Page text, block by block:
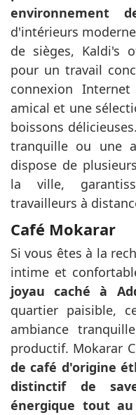
environnement
d'intérieurs
de sièges, Kaldi's
pour un travail
connexion
amical et une
boissons
tranquille ou une
dispose de
la ville,
travailleurs à
Café Mokarar
Si vous êtes à la
intime et
joyau caché à
quartier paisible,
ambiance
productif. Mokarar
de café d'origine
distinctif de
énergique tout